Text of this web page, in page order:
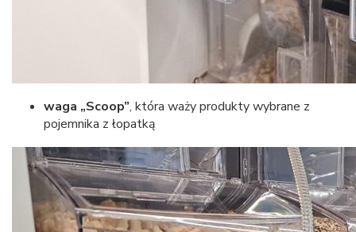
waga „Scoop”, która waży produkty wybrane z
pojemnika z łopatką